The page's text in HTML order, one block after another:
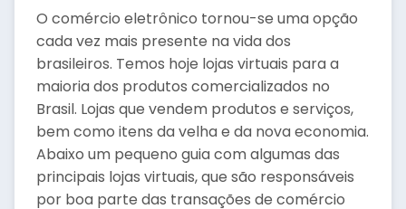
O comércio eletrônico tornou-se uma opção
cada vez mais presente na vida dos
brasileiros. Temos hoje lojas virtuais para a
maioria dos produtos comercializados no
Brasil. Lojas que vendem produtos e serviços,
bem como itens da velha e da nova economia.
Abaixo um pequeno guia com algumas das
principais lojas virtuais, que são responsáveis
por boa parte das transações de comércio